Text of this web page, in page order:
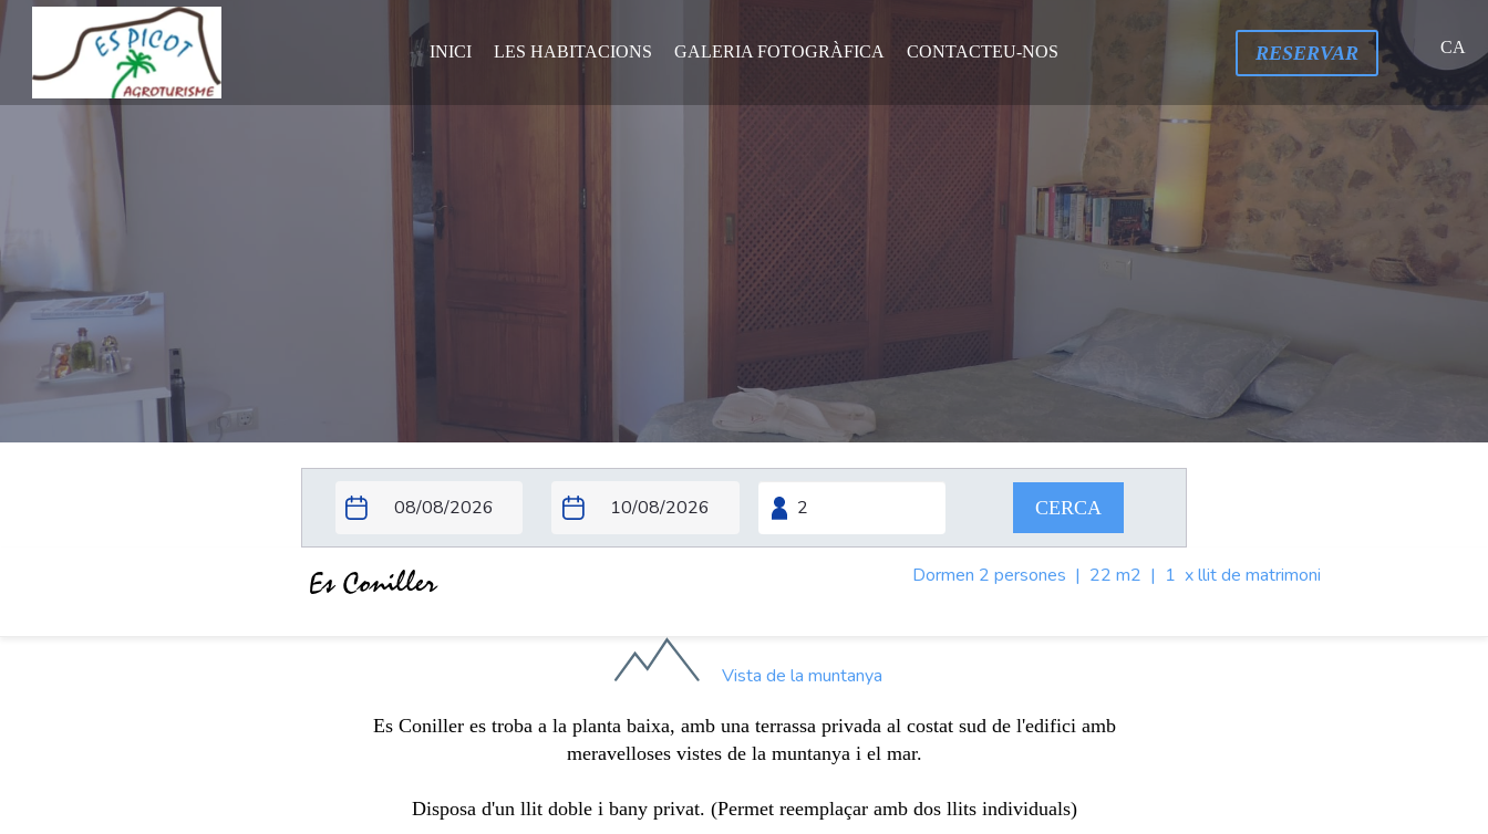
INICI LES HABITACIONS GALERIA FOTOGRÀFICA CONTACTEU-NOS RESERVAR CA
CERCA
Es Coniller Dormen 2 persones | 22 m2 | 1 x llit de matrimoni
Vista de la muntanya
Es Coniller es troba a la planta baixa, amb una terrassa privada al costat sud de l'edifici amb
meravelloses vistes de la muntanya i el mar.
Disposa d'un llit doble i bany privat. (Permet reemplaçar amb dos llits individuals)